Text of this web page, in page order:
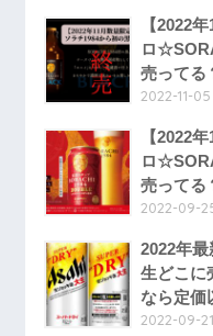
【2022
ロ
売ってる
2022-11-05
【2022
ロ
売ってる
2022-09-
2022年
生どこに
なら定価
2022-09-21